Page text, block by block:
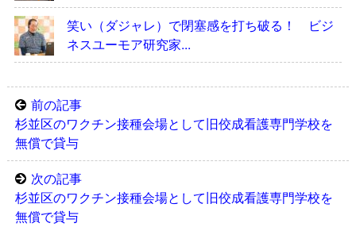
笑い（ダジャレ）で閉塞感を打ち破る！ ビジ
ネスユーモア研究家...
前の記事
杉並区のワクチン接種会場として旧佼成看護専門学校を
無償で貸与
次の記事
杉並区のワクチン接種会場として旧佼成看護専門学校を
無償で貸与